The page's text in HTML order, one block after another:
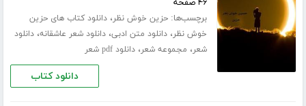
۴۶ صفحه
برچسب‌ها:حزین خوش نظر،دانلود کتاب های حزین
خوش نظر،دانلود متن ادبی،دانلود شعر عاشقانه،دانلود
شعر، مجموعه شعر،دانلود pdf شعر
دانلود کتاب